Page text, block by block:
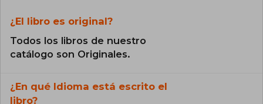
¿El libro es original?
Todos los libros de nuestro
catálogo son Originales.
¿En qué Idioma está escrito el
libro?